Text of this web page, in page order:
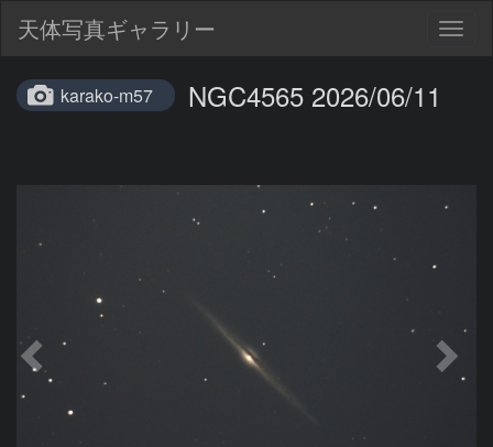
天体写真ギャラリー
karako-m57 NGC4565 2026/06/11